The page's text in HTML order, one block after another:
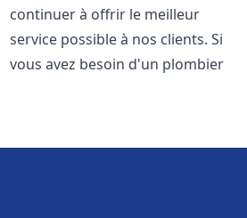
continuer à offrir le meilleur
service possible à nos clients. Si
vous avez besoin d'un plombier